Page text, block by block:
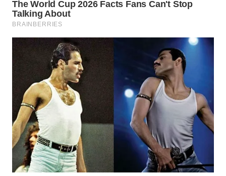
Media
Group
WAHANA
TANI
WAHANA
ADVOKAT
WAHANA
INFRASTRUKTUR